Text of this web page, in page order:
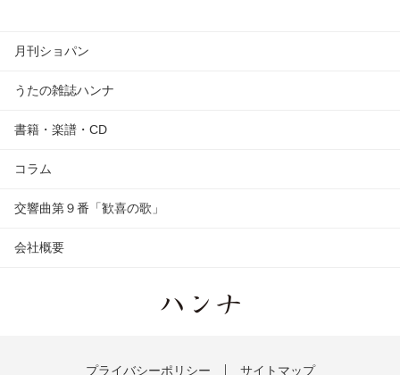
月刊ショパン
うたの雑誌ハンナ
書籍・楽譜・CD
コラム
交響曲第９番「歓喜の歌」
会社概要
プライバシーポリシー サイトマップ